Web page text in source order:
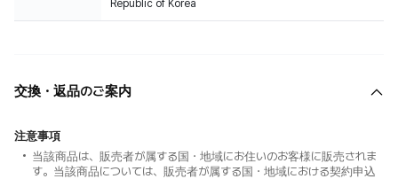
Republic of Korea
交換・返品のご案内
注意事項
当該商品は、販売者が属する国・地域にお住いのお客様に販売されま
す。当該商品については、販売者が属する国・地域における契約申込